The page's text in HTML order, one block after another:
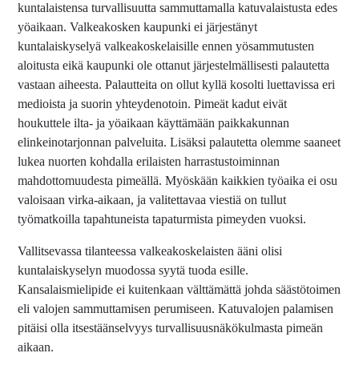
kuntalaistensa turvallisuutta sammuttamalla katuvalaistusta edes
yöaikaan. Valkeakosken kaupunki ei järjestänyt
kuntalaiskyselyä valkeakoskelaisille ennen yösammutusten
aloitusta eikä kaupunki ole ottanut järjestelmällisesti palautetta
vastaan aiheesta. Palautteita on ollut kyllä kosolti luettavissa eri
medioista ja suorin yhteydenotoin. Pimeät kadut eivät
houkuttele ilta- ja yöaikaan käyttämään paikkakunnan
elinkeinotarjonnan palveluita. Lisäksi palautetta olemme saaneet
lukea nuorten kohdalla erilaisten harrastustoiminnan
mahdottomuudesta pimeällä. Myöskään kaikkien työaika ei osu
valoisaan virka-aikaan, ja valitettavaa viestiä on tullut
työmatkoilla tapahtuneista tapaturmista pimeyden vuoksi.
Vallitsevassa tilanteessa valkeakoskelaisten ääni olisi
kuntalaiskyselyn muodossa syytä tuoda esille.
Kansalaismielipide ei kuitenkaan välttämättä johda säästötoimen
eli valojen sammuttamisen perumiseen. Katuvalojen palamisen
pitäisi olla itsestäänselvyys turvallisuusnäkökulmasta pimeän
aikaan.